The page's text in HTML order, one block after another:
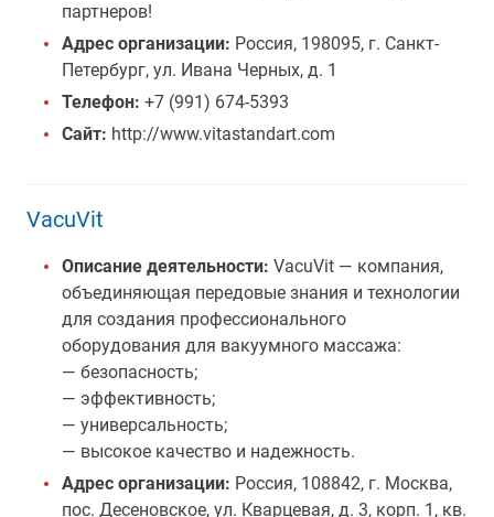
партнеров!
Адрес организации: Россия, 198095, г. Санкт-
Петербург, ул. Ивана Черных, д. 1
Телефон: +7 (991) 674-5393
Сайт: http://www.vitastandart.com
VacuVit
Описание деятельности: VacuVit — компания,
объединяющая передовые знания и технологии
для создания профессионального
оборудования для вакуумного массажа:
— безопасность;
— эффективность;
— универсальность;
— высокое качество и надежность.
Адрес организации: Россия, 108842, г. Москва,
пос. Десеновское, ул. Кварцевая, д. 3, корп. 1, кв.